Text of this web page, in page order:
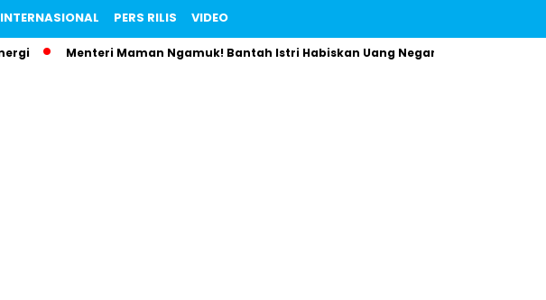
INTERNASIONAL PERS RILIS VIDEO
Menteri Maman Ngamuk! Bantah Istri Habiskan Uang Negara Liburan ke Eropa